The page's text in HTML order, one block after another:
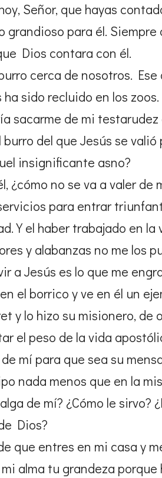
Señor, que hayas
grandioso para él.
Dios contara con él.
cerca de nosotros.
sido recluido en los
sacarme de mi
del que Jesús se
insignificante asno?
¿cómo no se va a valer
para entrar
Y el haber trabajado en
y alabanzas no me los
a Jesús es lo que me
el borrico y ve en él un
y lo hizo su misionero,
el peso de la vida
mí para que sea su
nada menos que en la
de mí? ¿Cómo le
Dios?
que entres en mi casa y
alma tu grandeza